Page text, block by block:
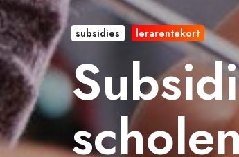
subsidies lerarentekort